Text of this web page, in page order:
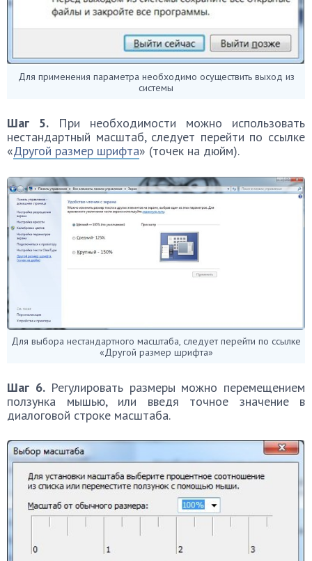
Для применения параметра необходимо осуществить выход из
системы
Шаг 5. При необходимости можно использовать
нестандартный масштаб, следует перейти по ссылке
«Другой размер шрифта» (точек на дюйм).
Для выбора нестандартного масштаба, следует перейти по ссылке
«Другой размер шрифта»
Шаг 6.Регулировать размеры можно перемещением
ползунка мышью, или введя точное значение в
диалоговой строке масштаба.